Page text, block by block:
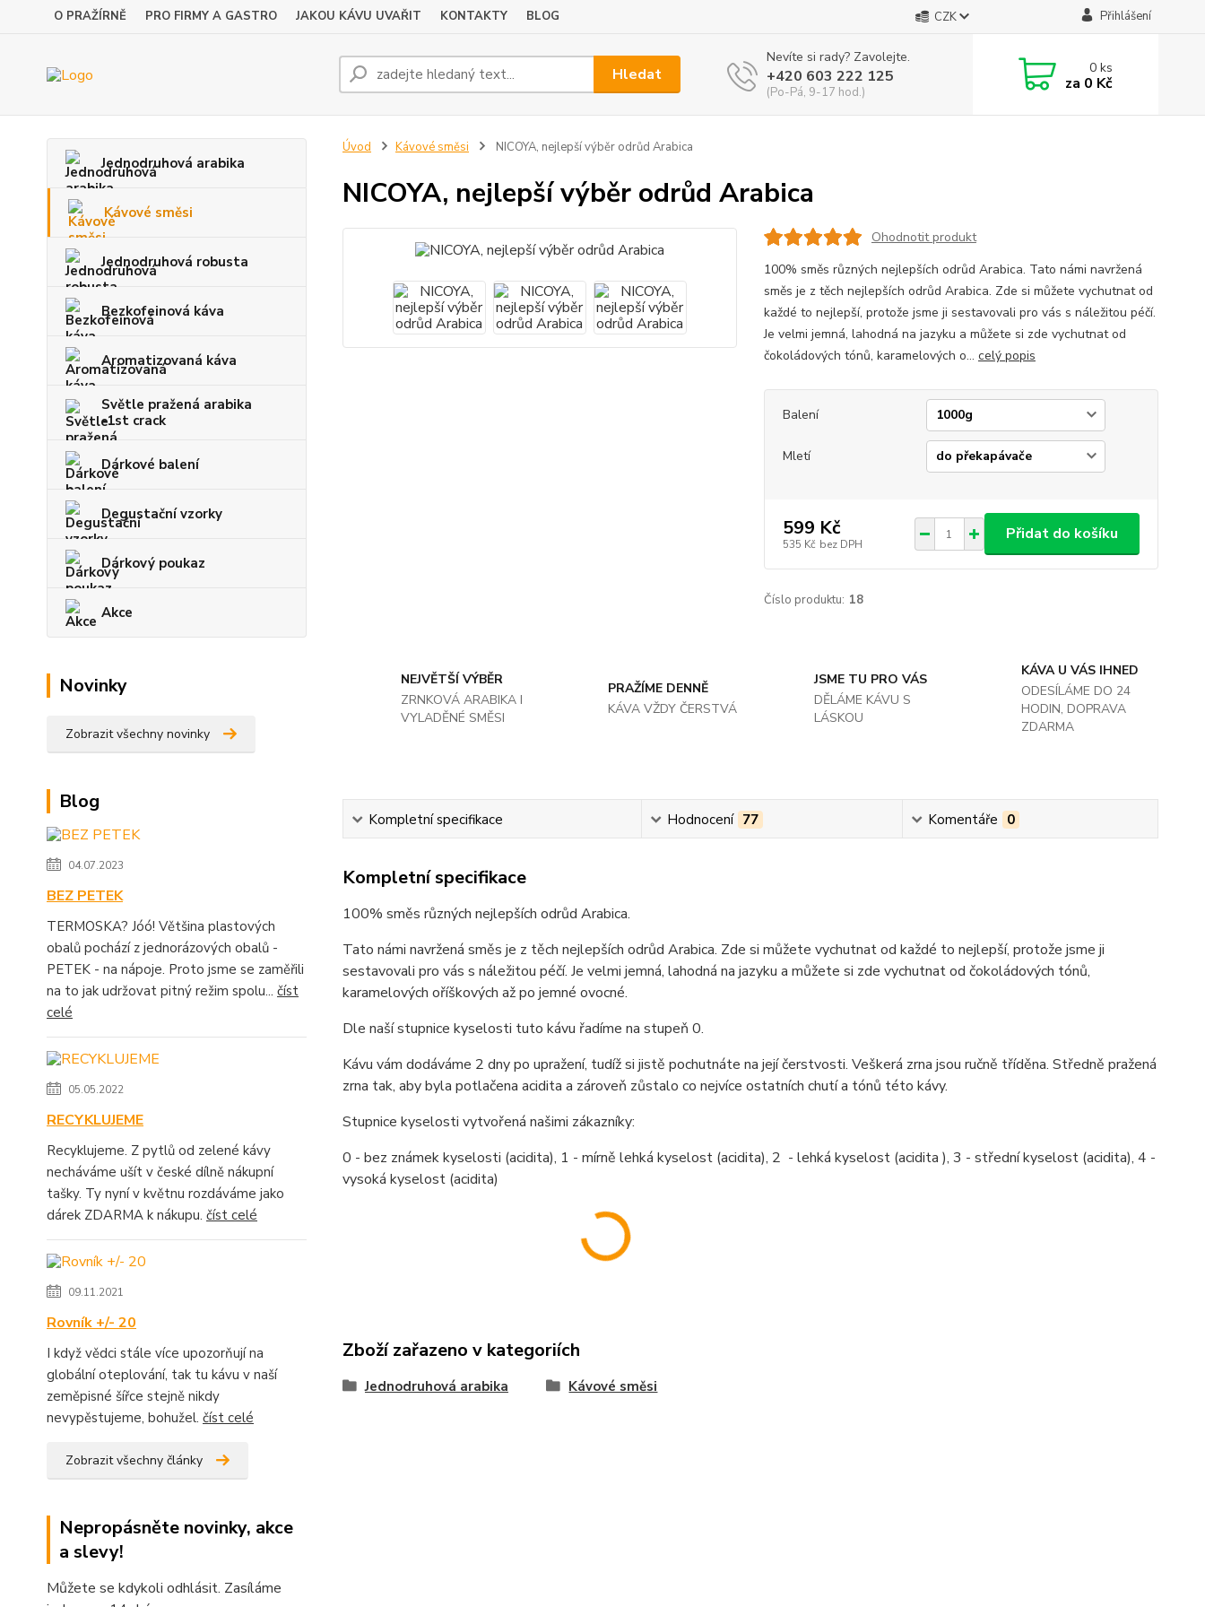
O PRAŽÍRNĚ PRO FIRMY A GASTRO JAKOU KÁVU UVAŘIT KONTAKTY BLOG CZK Přihlášení
Hledat
Nevíte si rady? Zavolejte.
+420 603 222 125
(Po-Pá, 9-17 hod.)
0ks
za 0 Kč
Jednodruhová arabika
Kávové směsi
Jednodruhová robusta
Bezkofeinová káva
Aromatizovaná káva
Světle pražená arabika
-1st crack
Dárkové balení
Degustační vzorky
Dárkový poukaz
Akce
Novinky
Zobrazit všechny novinky
Blog
04.07.2023
BEZ PETEK
TERMOSKA? Jóó! Většina plastových
obalů pochází z jednorázových obalů -
PETEK - na nápoje. Proto jsme se zaměřili
na to jak udržovat pitný režim spolu... číst
celé
05.05.2022
RECYKLUJEME
Recyklujeme. Z pytlů od zelené kávy
necháváme ušít v české dílně nákupní
tašky. Ty nyní v květnu rozdáváme jako
dárek ZDARMA k nákupu. číst celé
09.11.2021
Rovník +/- 20
I když vědci stále více upozorňují na
globální oteplování, tak tu kávu v naší
zeměpisné šířce stejně nikdy
nevypěstujeme, bohužel. číst celé
Zobrazit všechny články
Nepropásněte novinky, akce
a slevy!
Můžete se kdykoli odhlásit. Zasíláme
Úvod Kávové směsi NICOYA, nejlepší výběr odrůd Arabica
NICOYA, nejlepší výběr odrůd Arabica
Ohodnotit produkt
100% směs různých nejlepších odrůd Arabica. Tato námi navržená
směs je z těch nejlepších odrůd Arabica. Zde si můžete vychutnat od
každé to nejlepší, protože jsme ji sestavovali pro vás s náležitou péčí.
Je velmi jemná, lahodná na jazyku a můžete si zde vychutnat od
čokoládových tónů, karamelových o... celý popis
Balení
Mletí
599 Kč
535 Kč bez DPH
Přidat do košíku
Číslo produktu: 18
NEJVĚTŠÍ VÝBĚR
ZRNKOVÁ ARABIKA I
VYLADĚNÉ SMĚSI
PRAŽÍME DENNĚ
KÁVA VŽDY ČERSTVÁ
JSME TU PRO VÁS
DĚLÁME KÁVU S
LÁSKOU
KÁVA U VÁS IHNED
ODESÍLÁME DO 24
HODIN, DOPRAVA
ZDARMA
Kompletní specifikace Hodnocení 77 Komentáře 0
Kompletní specifikace
100% směs různých nejlepších odrůd Arabica.
Tato námi navržená směs je z těch nejlepších odrůd Arabica. Zde si můžete vychutnat od každé to nejlepší, protože jsme ji
sestavovali pro vás s náležitou péčí. Je velmi jemná, lahodná na jazyku a můžete si zde vychutnat od čokoládových tónů,
karamelových oříškových až po jemné ovocné.
Dle naší stupnice kyselosti tuto kávu řadíme na stupeň 0.
Kávu vám dodáváme 2 dny po upražení, tudíž si jistě pochutnáte na její čerstvosti. Veškerá zrna jsou ručně tříděna. Středně pražená
zrna tak, aby byla potlačena acidita a zároveň zůstalo co nejvíce ostatních chutí a tónů této kávy.
Stupnice kyselosti vytvořená našimi zákazníky:
0 - bez známek kyselosti (acidita), 1 - mírně lehká kyselost (acidita), 2 - lehká kyselost (acidita ), 3 - střední kyselost (acidita), 4 -
vysoká kyselost (acidita)
Zboží zařazeno v kategoriích
Jednodruhová arabika Kávové směsi